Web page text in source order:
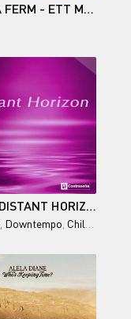
HANNA FERM - ETT MINNE I TAGET (EP) - 2026
JJOS / DISTANT HORIZON
Downtempo Chillout